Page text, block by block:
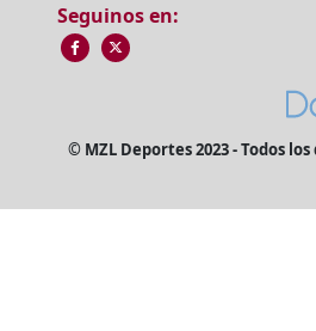
Seguinos en:
© MZL Deportes 2023 - Todos